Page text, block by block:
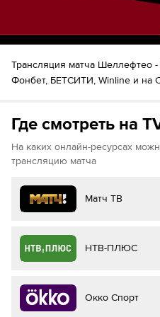
Трансляция матча Шеллефтео
Фонбет, БЕТСИТИ, Winline и на
Где смотреть на
На каких онлайн-ресурсах
трансляцию матча
Матч ТВ
Как смотреть
Матч ТВ
Инструкция
Перейдите на сайт
НТВ-ПЛЮС
Как смотреть
на НТВ ПЛЮС
Окко Спорт